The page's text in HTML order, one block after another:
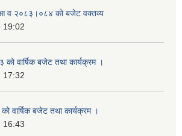
आ व २०८३।०८४ को बजेट वक्तव्य
19:02
को वार्षिक बजेट तथा कार्यक्रम ।
17:32
वार्षिक बजेट तथा कार्यक्रम ।
16:43